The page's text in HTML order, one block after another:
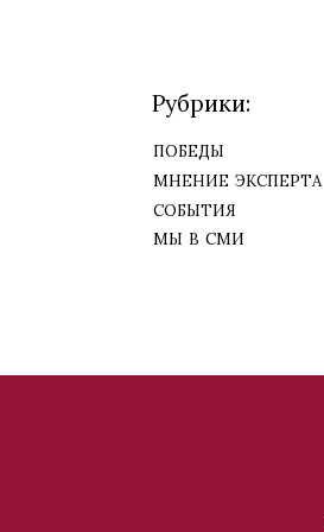
Рубрики:
победы
мнение эксперта
события
мы в сми